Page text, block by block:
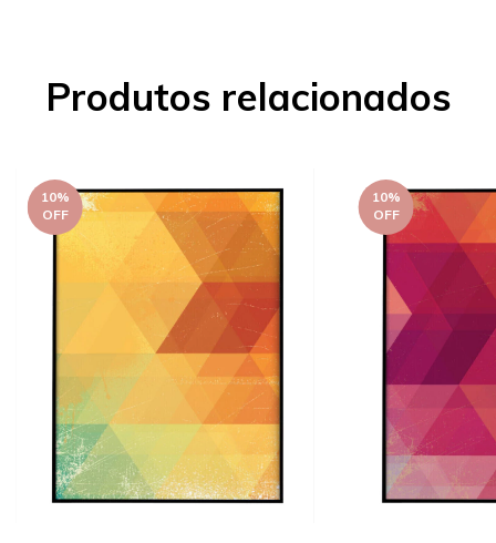
Produtos relacionados
10%
OFF
10%
OFF